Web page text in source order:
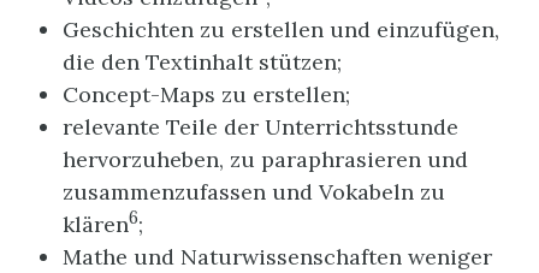
Geschichten zu erstellen und einzufügen,
die den Textinhalt stützen;
Concept-Maps zu erstellen;
relevante Teile der Unterrichtsstunde
hervorzuheben, zu paraphrasieren und
zusammenzufassen und Vokabeln zu
klären6;
Mathe und Naturwissenschaften weniger